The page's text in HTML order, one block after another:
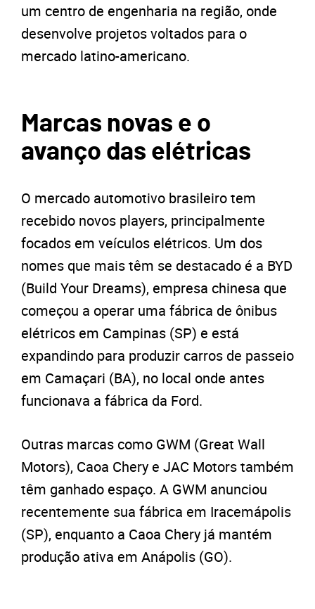
um centro de engenharia na região, onde
desenvolve projetos voltados para o
mercado latino-americano.
Marcas novas e o
avanço das elétricas
O mercado automotivo brasileiro tem
recebido novos players, principalmente
focados em veículos elétricos. Um dos
nomes que mais têm se destacado é a BYD
(Build Your Dreams), empresa chinesa que
começou a operar uma fábrica de ônibus
elétricos em Campinas (SP) e está
expandindo para produzir carros de passeio
em Camaçari (BA), no local onde antes
funcionava a fábrica da Ford.
Outras marcas como GWM (Great Wall
Motors), Caoa Chery e JAC Motors também
têm ganhado espaço. A GWM anunciou
recentemente sua fábrica em Iracemápolis
(SP), enquanto a Caoa Chery já mantém
produção ativa em Anápolis (GO).